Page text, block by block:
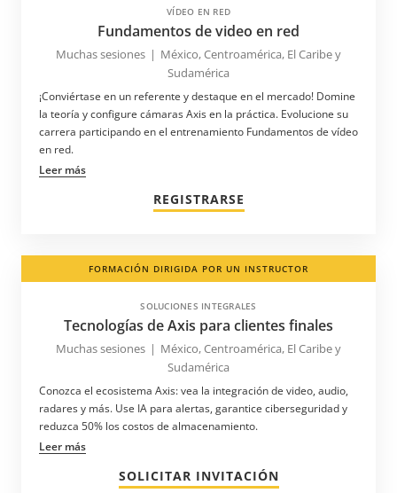
Japón
Kenia
Kirguistán
Luxemburgo
Malasia
Mauricio
Moldavia
Montenegro
VÍDEO EN RED
Fundamentos de video en red
Muchas sesiones | México, Centroamérica, El Caribe y
Sudamérica
¡Conviértase en un referente y destaque en el mercado! Domine
la teoría y configure cámaras Axis en la práctica. Evolucione su
carrera participando en el entrenamiento Fundamentos de vídeo
en red.
Leer más
REGISTRARSE
FORMACIÓN DIRIGIDA POR UN INSTRUCTOR
SOLUCIONES INTEGRALES
Tecnologías de Axis para clientes finales
Muchas sesiones | México, Centroamérica, El Caribe y
Sudamérica
Conozca el ecosistema Axis: vea la integración de video, audio,
radares y más. Use IA para alertas, garantice ciberseguridad y
reduzca 50% los costos de almacenamiento.
Leer más
SOLICITAR INVITACIÓN